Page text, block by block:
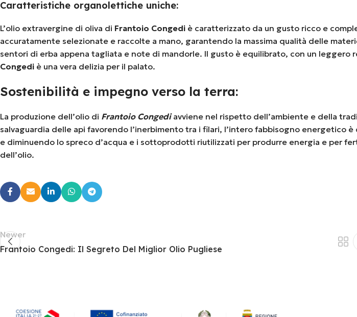
Caratteristiche organolettiche uniche:
L’olio extravergine di oliva di Frantoio Congedi è caratterizzato da un gusto ricco e
accuratamente selezionate e raccolte a mano, garantendo la massima qualità delle
sentori di erba appena tagliata e note di mandorle. Il gusto è equilibrato, con un
Congedi è una vera delizia per il palato.
Sostenibilità e impegno verso la terra:
La produzione dell’olio di Frantoio Congediavviene nel rispetto dell’ambiente e della
salvaguardia delle api favorendo l’inerbimento tra i filari, l’intero fabbisogno energetico
e diminuendo lo spreco d’acqua e i sottoprodotti riutilizzati per produrre energia e per
dell’olio.
Newer
Frantoio Congedi: Il Segreto Del Miglior Olio Pugliese